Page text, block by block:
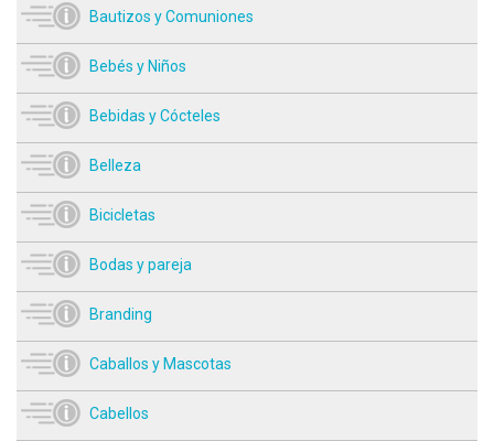
Bautizos y Comuniones
Bebés y Niños
Bebidas y Cócteles
Belleza
Bicicletas
Bodas y pareja
Branding
Caballos y Mascotas
Cabellos